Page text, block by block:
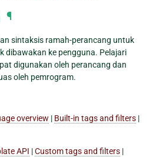
¶
sintaksis ramah-perancang untuk
dibawakan ke pengguna. Pelajari
digunakan oleh perancang dan
oleh pemrogram.
overview | Built-in tags and filters |
API |Custom tags and filters |